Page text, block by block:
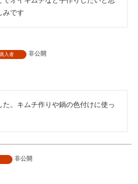
みです
入者 非公開
た。キムチ作りや鍋の色付けに使っ
非公開